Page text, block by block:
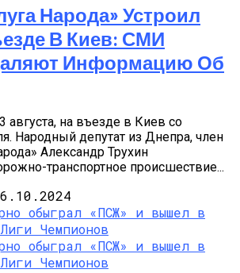
Народа» Устроил
В Киев: СМИ
Информацию Об
на въезде в Киев со
Народный депутат из Днепра, член
Александр Трухин
транспортное происшествие...